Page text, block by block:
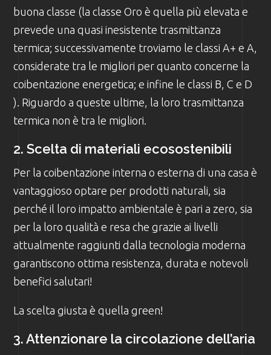
buona classe (la classe Oro è quella più elevata e
prevede una quasi inesistente trasmittanza
termica; successivamente troviamo le classi A+ e A,
considerate tra le migliori per quanto concerne la
coibentazione energetica; e infine le classi B, C e D
). Riguardo a queste ultime, la loro trasmittanza
termica non è tra le migliori.
2. Scelta di materiali ecosostenibili
Per la coibentazione interna o esterna di una casa è
vantaggioso optare per prodotti naturali, sia
perché il loro impatto ambientale è pari a zero, sia
per la loro qualità e resa che grazie ai livelli
attualmente raggiunti dalla tecnologia moderna
garantiscono ottima resistenza, durata e notevoli
benefici salutari!
La scelta giusta è quella green!
3. Attenzionare la circolazione dell’aria